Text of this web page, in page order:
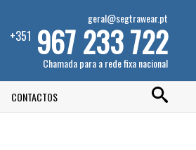
geral@segtrawear.pt
+351 967 233 722
Chamada para a rede fixa nacional
CONTACTOS